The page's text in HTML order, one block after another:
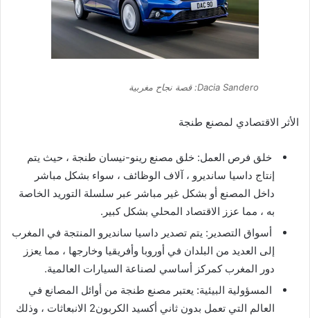
Dacia Sandero: قصة نجاح مغربية
الأثر الاقتصادي لمصنع طنجة
خلق فرص العمل: خلق مصنع رينو-نيسان طنجة ، حيث يتم
إنتاج داسيا سانديرو ، آلاف الوظائف ، سواء بشكل مباشر
داخل المصنع أو بشكل غير مباشر عبر سلسلة التوريد الخاصة
به ، مما عزز الاقتصاد المحلي بشكل كبير.
أسواق التصدير: يتم تصدير داسيا سانديرو المنتجة في المغرب
إلى العديد من البلدان في أوروبا وأفريقيا وخارجها ، مما يعزز
دور المغرب كمركز أساسي لصناعة السيارات العالمية.
المسؤولية البيئية: يعتبر مصنع طنجة من أوائل المصانع في
العالم التي تعمل بدون ثاني أكسيد الكربون2 الانبعاثات ، وذلك